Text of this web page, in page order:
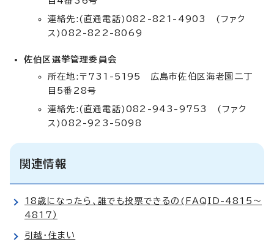
連絡先:(直通電話)082-821-4903 (ファク
ス)082-822-8069
佐伯区選挙管理委員会
所在地:〒731-5195 広島市佐伯区海老園二丁
目5番28号
連絡先:(直通電話)082-943-9753 (ファク
ス)082-923-5098
関連情報
18歳になったら、誰でも投票できるの(FAQID-4815～
4817）
引越・住まい